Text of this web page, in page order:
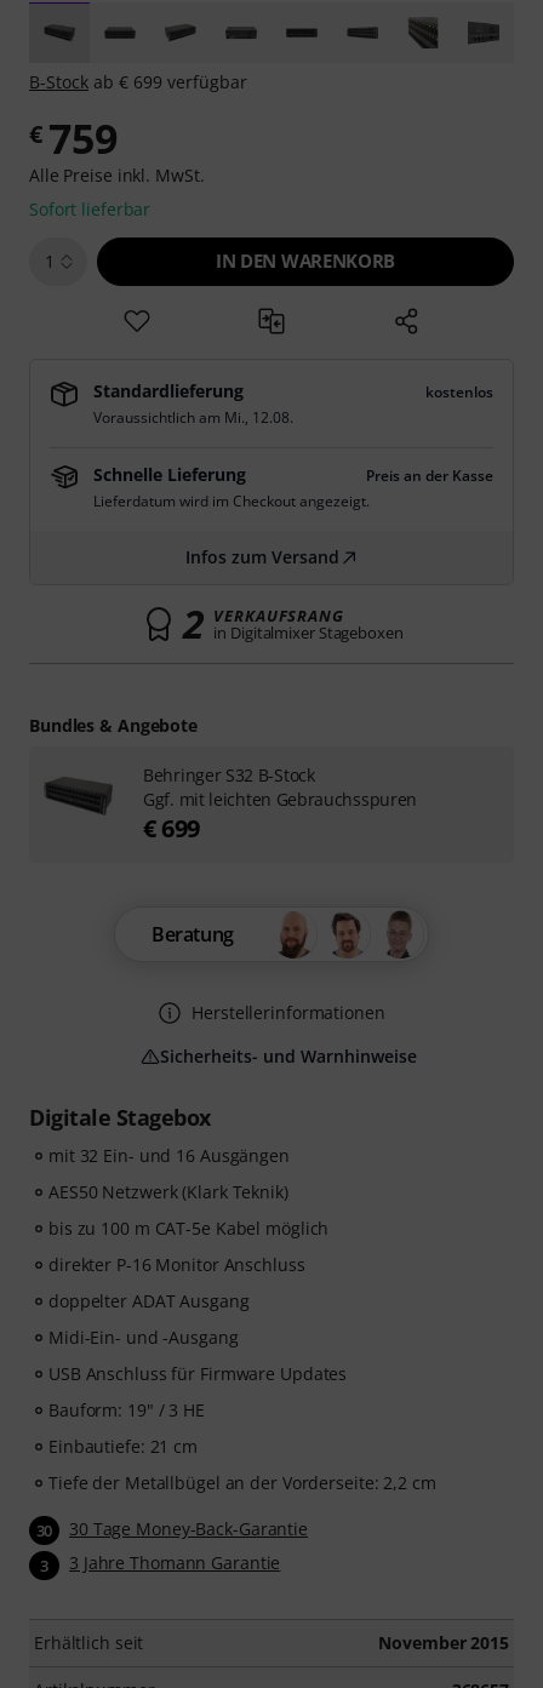
Digitale Stagebox
mit 32 Ein- und 16 Ausgängen
AES50 Netzwerk (Klark Teknik)
bis zu 100 m CAT-5e Kabel möglich
direkter P-16 Monitor Anschluss
doppelter ADAT Ausgang
Midi-Ein- und -Ausgang
USB Anschluss für Firmware Updates
Bauform: 19" / 3 HE
Einbautiefe: 21 cm
Tiefe der Metallbügel an der Vorderseite: 2,2 cm
30 30 Tage Money-Back-Garantie
3 3 Jahre Thomann Garantie
Erhältlich seit November 2015
B-Stock ab € 699 verfügbar
€ 759
Alle Preise inkl. MwSt.
Sofort lieferbar
1 IN DEN WARENKORB
Standardlieferung
kostenlos
Voraussichtlich am Mi., 12.08.
Schnelle Lieferung
Preis an der Kasse
Lieferdatum wird im Checkout angezeigt.
Infos zum Versand
2 VERKAUFSRANG
in Digitalmixer Stageboxen
Beratung
Herstellerinformationen
Sicherheits- und Warnhinweise
Bundles & Angebote
Behringer S32 B-Stock
Ggf. mit leichten Gebrauchsspuren
€ 699